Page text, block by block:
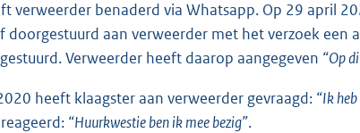
verweerder benaderd via Whatsapp. Op 29 april
doorgestuurd aan verweerder met het verzoek een
Verweerder heeft daarop aangegeven “Op
heeft klaagster aan verweerder gevraagd: “Ik
“Huurkwestie ben ik mee bezig”.